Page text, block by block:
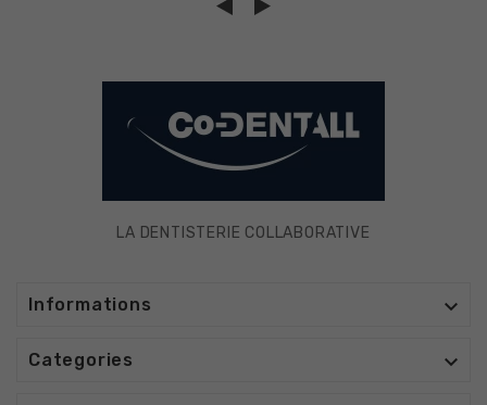
LA DENTISTERIE COLLABORATIVE
Informations 
Categories 